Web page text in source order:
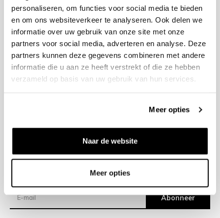
personaliseren, om functies voor social media te bieden
en om ons websiteverkeer te analyseren. Ook delen we
informatie over uw gebruik van onze site met onze
partners voor social media, adverteren en analyse. Deze
partners kunnen deze gegevens combineren met andere
informatie die u aan ze heeft verstrekt of die ze hebben
verzameld op basis van uw gebruik van hun services.
Meer opties
Naar de website
Meer opties
+31 23 205 2006
info@bruut.nl
Contact Formulier
Open 11:00 - 18:00
OPENINGSTIJDEN
Verzending
Abonneer